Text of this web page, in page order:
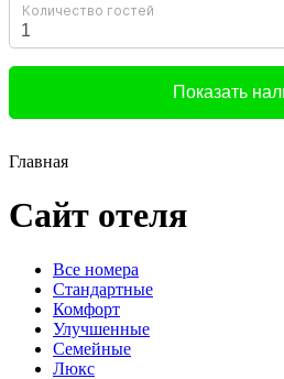
Главная
Сайт отеля
Вcе номера
Стандартные
Комфорт
Улучшенные
Семейные
Люкс